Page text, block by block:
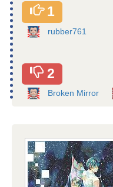
1
rubber761
2
Broken Mirror